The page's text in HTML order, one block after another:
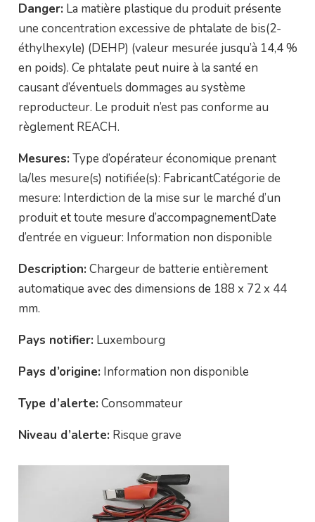
Danger: La matière plastique du produit présente
une concentration excessive de phtalate de bis(2-
éthylhexyle) (DEHP) (valeur mesurée jusqu’à 14,4 %
en poids). Ce phtalate peut nuire à la santé en
causant d’éventuels dommages au système
reproducteur. Le produit n’est pas conforme au
règlement REACH.
Mesures: Type d’opérateur économique prenant
la/les mesure(s) notifiée(s): FabricantCatégorie de
mesure: Interdiction de la mise sur le marché d’un
produit et toute mesure d’accompagnementDate
d’entrée en vigueur: Information non disponible
Description: Chargeur de batterie entièrement
automatique avec des dimensions de 188 x 72 x 44
mm.
Pays notifier: Luxembourg
Pays d’origine: Information non disponible
Type d’alerte: Consommateur
Niveau d’alerte: Risque grave